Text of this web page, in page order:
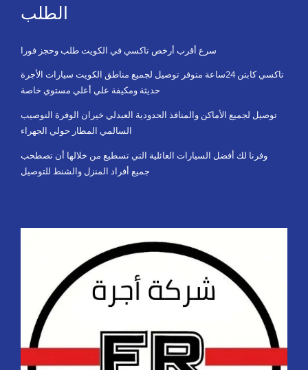
الطلب
سرع أقرب أرخص تاكسي في الكويت طلب وحجز فورا
تاكسي كابتن 24ساعة متوفر توصيل لجميع مناطق الكويت سيارات الأجرة
حديثة ومكيفة علي أعلي مستوي خاصة
توصيل لجميع الأماكن والمنافذ الحدودية العبدلي خيران الوفرة النوصيب
السالمي المطار حولي الجهراء
وفرنا لك أفضل السيارات العائلية التي تسطيع من خلالها أن تصطحب
جميع أفراد المنزل والشنط للتوصيل